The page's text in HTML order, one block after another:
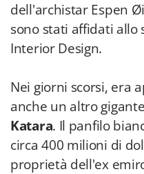
dell'archistar Espen
sono stati affidati
Interior Design.
Nei giorni scorsi, era
anche un altro
Katara. Il panfilo
circa 400 milioni di
proprietà dell'ex